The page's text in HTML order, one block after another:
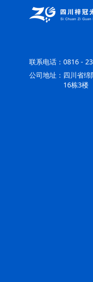
联系电话： 0816 -
公司地址： 四川省绵
16栋3楼